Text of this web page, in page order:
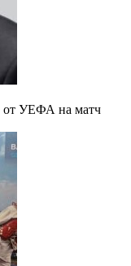
от УЕФА на матч